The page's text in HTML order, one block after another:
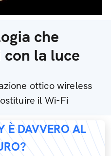
che
la luce
ottico wireless
il Wi-Fi
È DAVVERO AL